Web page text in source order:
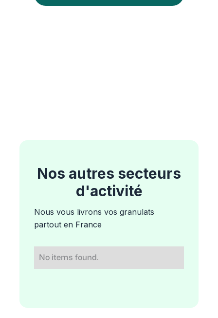
Nos autres secteurs
d'activité
Nous vous livrons vos granulats
partout en France
No items found.